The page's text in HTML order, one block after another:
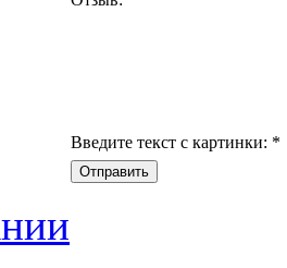
Введите текст с картинки: *